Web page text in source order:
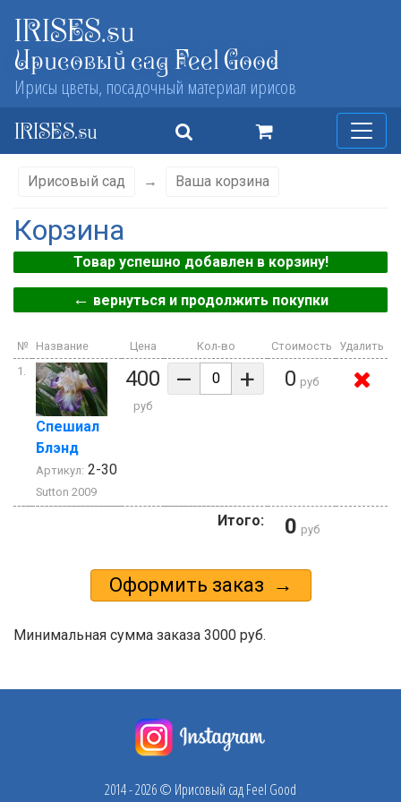
IRISES.su
Ирисовый сад Feel Good
Ирисы цветы, посадочный материал ирисов
IRISES.su
Ирисовый сад → Ваша корзина
Корзина
Товар успешно добавлен в корзину!
← вернуться и продолжить покупки
№ Название Цена Кол-во Стоимость
Удалить
1.
Спешиал
Блэнд
Артикул: 2-30
Sutton 2009
400
руб
– + 0 руб
Итого: 0 руб
Минимальная сумма заказа 3000 руб.
2014 - 2026 © Ирисовый сад Feel Good